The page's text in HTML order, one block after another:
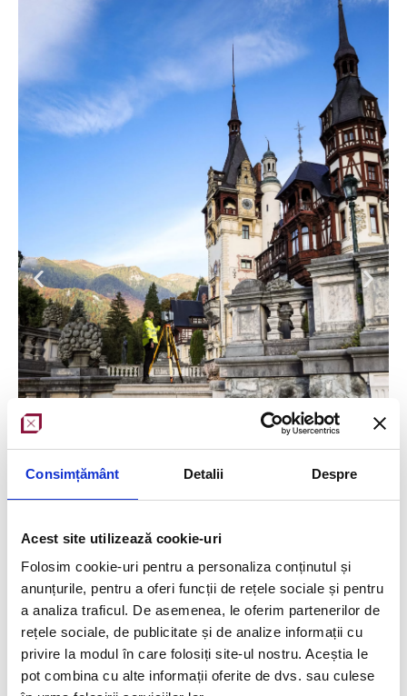
Consimțământ Detalii Despre
Acest site utilizează cookie-uri
Folosim cookie-uri pentru a personaliza conținutul și
anunțurile, pentru a oferi funcții de rețele sociale și pentru
a analiza traficul. De asemenea, le oferim partenerilor de
rețele sociale, de publicitate și de analize informații cu
privire la modul în care folosiți site-ul nostru. Aceștia le
pot combina cu alte informații oferite de dvs. sau culese
Contribuim la conservarea și promovarea
patrimoniului cultural al României
Castelul Peleș – una dintre cele mai importante
construcții din România, cu o arhitectura fabuloasă.